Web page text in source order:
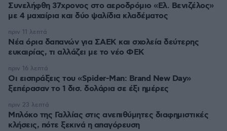
Συνελήφθη 37χρονος στο αεροδρόμιο «Ελ. Βενιζέλος»
με 4 μαχαίρια και δύο ψαλίδια κλαδέματος
Νέα όρια δαπανών για ΣΑΕΚ και σχολεία δεύτερης
ευκαιρίας, τι αλλάζει με το νέο ΦΕΚ
πριν 11 λεπτά
Οι εισπράξεις του «Spider-Man: Brand New Day»
ξεπέρασαν το 1 δισ. δολάρια σε έξι ημέρες
πριν 16 λεπτά
Μπλόκο της Γαλλίας στις ανεπιθύμητες διαφημιστικές
κλήσεις, πότε ξεκινά η απαγόρευση
πριν 23 λεπτά